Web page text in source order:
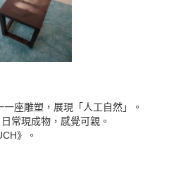
座雕塑，展現「人工自然」。
常現成物，感覺可親。
》。